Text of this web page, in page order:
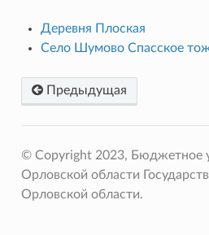
Деревня Плоская
Село Шумово Спасское
Предыдущая
© Copyright 2023, Бюджетное
Орловской области
Орловской области.